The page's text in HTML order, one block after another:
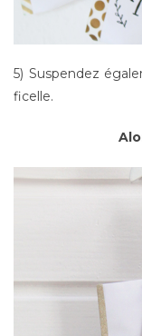
5) Suspendez
ficelle.